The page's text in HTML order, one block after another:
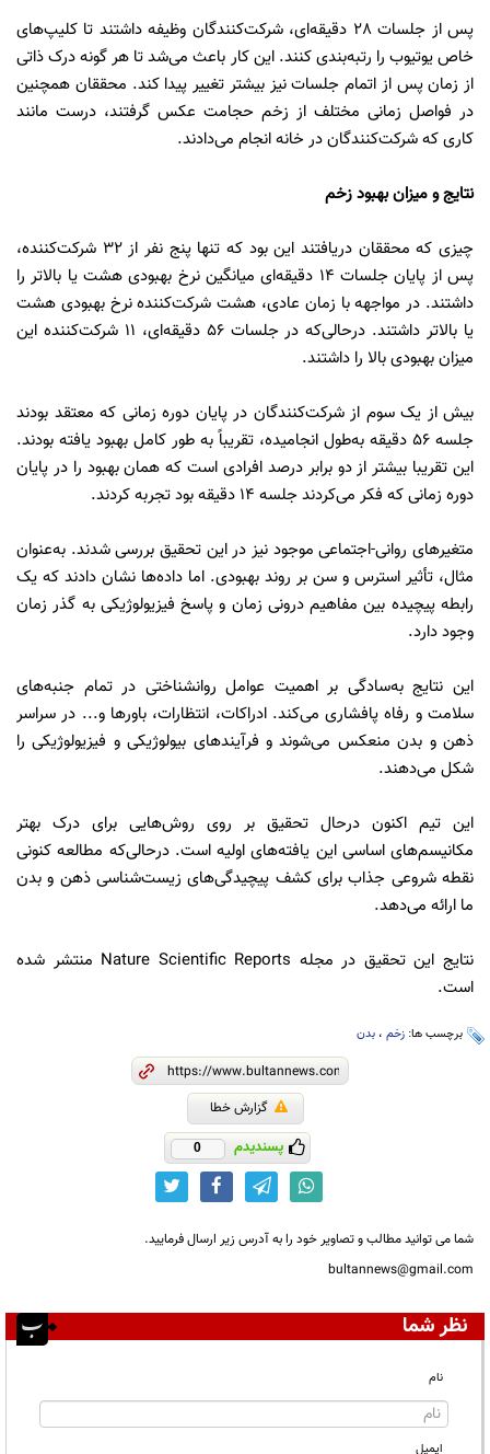
پس از جلسات 28 دقیقه‌ای، شرکت‌کنندگان وظیفه داشتند تا کلیپ‌های
خاص یوتیوب را رتبه‌بندی کنند. این کار باعث می‌شد تا هر گونه درک ذاتی
از زمان پس از اتمام جلسات نیز بیشتر تغییر پیدا کند. محققان همچنین
در فواصل زمانی مختلف از زخم حجامت عکس گرفتند، درست مانند
کاری که شرکت‌کنندگان در خانه انجام می‌دادند.
نتایج و میزان بهبود زخم
چیزی که محققان دریافتند این بود که تنها پنج نفر از 32 شرکت‌کننده،
پس از پایان جلسات 14 دقیقه‌ای میانگین نرخ بهبودی هشت یا بالاتر را
داشتند. در مواجهه با زمان عادی، هشت شرکت‌کننده نرخ بهبودی هشت
یا بالاتر داشتند. درحالی‌که در جلسات 56 دقیقه‌ای، 11 شرکت‌کننده این
میزان بهبودی بالا را داشتند.
بیش از یک سوم از شرکت‌کنندگان در پایان دوره زمانی که معتقد بودند
جلسه 56 دقیقه به‌طول انجامیده‌، تقریباً به طور کامل بهبود یافته بودند.
این تقریبا بیشتر از دو برابر درصد افرادی است که همان بهبود را در پایان
دوره زمانی که فکر می‌کردند جلسه 14 دقیقه بود تجربه کردند.
متغیرهای روانی-اجتماعی موجود نیز در این تحقیق بررسی شدند. به‌عنوان
مثال، تأثیر استرس و سن بر روند بهبودی. اما داده‌ها نشان دادند که یک
رابطه پیچیده بین مفاهیم درونی زمان و پاسخ فیزیولوژیکی به گذر زمان
وجود دارد.
این نتایج به‌سادگی بر اهمیت عوامل روانشناختی در تمام جنبه‌های
سلامت و رفاه پافشاری می‌کند. ادراکات، انتظارات، باورها و... در سراسر
ذهن و بدن منعکس می‌شوند و فرآیندهای بیولوژیکی و فیزیولوژیکی را
شکل می‌دهند.
این تیم اکنون درحال تحقیق بر روی روش‌هایی برای درک بهتر
مکانیسم‌های اساسی این یافته‌های اولیه است. درحالی‌که مطالعه کنونی
نقطه شروعی جذاب برای کشف پیچیدگی‌های زیست‌شناسی ذهن و بدن
ما ارائه می‌دهد.
نتایج این تحقیق در مجله Nature Scientific Reports منتشر شده
است.
برچسب ها: زخم ، بدن
گزارش خطا
پسندیدم 0
شما می توانید مطالب و تصاویر خود را به آدرس زیر ارسال فرمایید.
bultannews@gmail.com
نظر شما
نام
ایمیل